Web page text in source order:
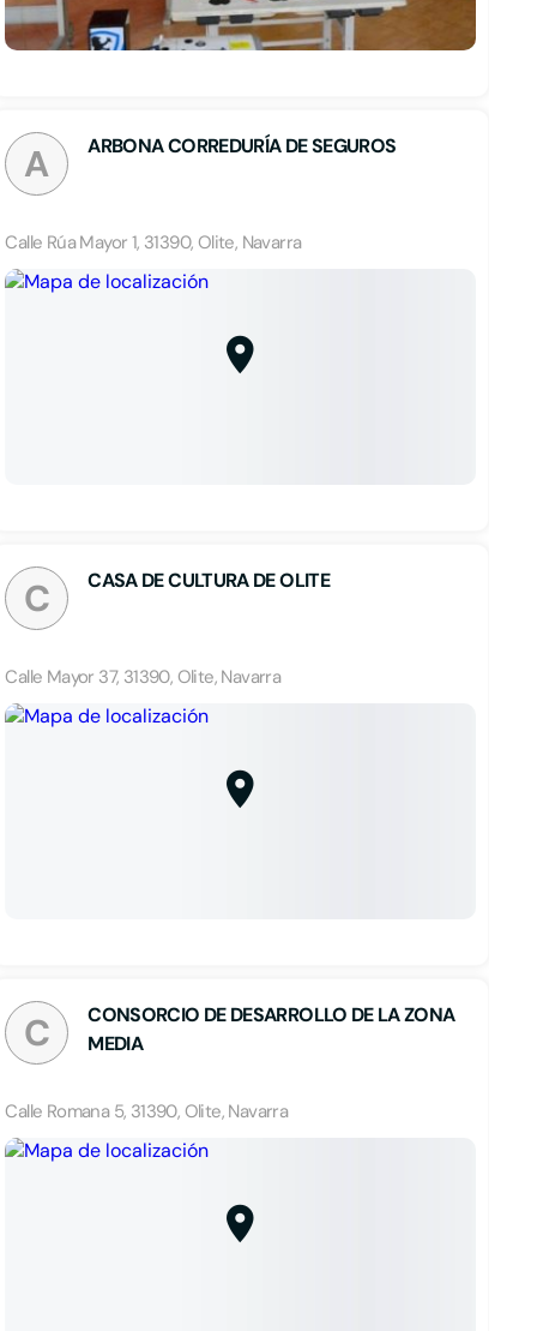
A ARBONA CORREDURÍA DE SEGUROS
Calle Rúa Mayor 1, 31390, Olite, Navarra
C CASA DE CULTURA DE OLITE
Calle Mayor 37, 31390, Olite, Navarra
C
CONSORCIO DE DESARROLLO DE LA ZONA
MEDIA
Calle Romana 5, 31390, Olite, Navarra